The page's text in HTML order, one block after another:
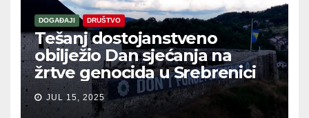
DOGAĐAJI DRUŠTVO
Tešanj dostojanstveno
obilježio Dan sjećanja na
žrtve genocida u Srebrenici
JUL 15, 2025